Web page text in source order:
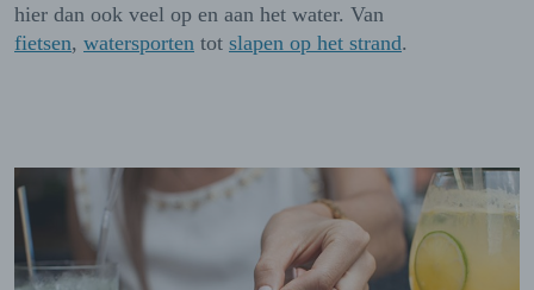
hier dan ook veel op en aan het water. Van
fietsen, watersporten tot slapen op het strand.